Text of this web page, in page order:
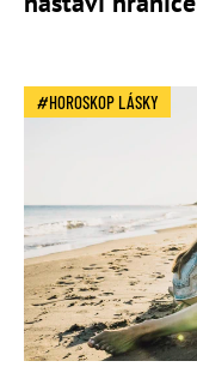
HOROSKOP LÁSKY